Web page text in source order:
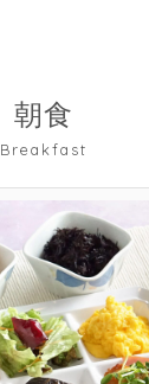
朝食
Breakfast